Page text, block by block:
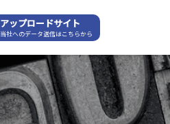
アップロードサイト
当社へのデータ送信はこちらから